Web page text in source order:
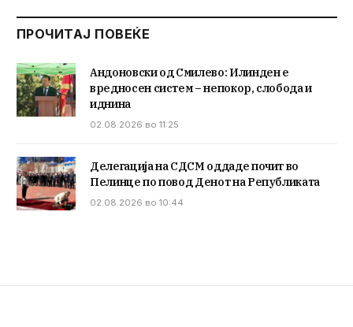
ПРОЧИТАЈ ПОВЕЌЕ
Андоновски од Смилево: Илинден е
вредносен систем – непокор, слобода и
иднина
02.08.2026 во 11:25
Делегација на СДСМ оддаде почит во
Пелинце по повод Денот на Републиката
02.08.2026 во 10:44